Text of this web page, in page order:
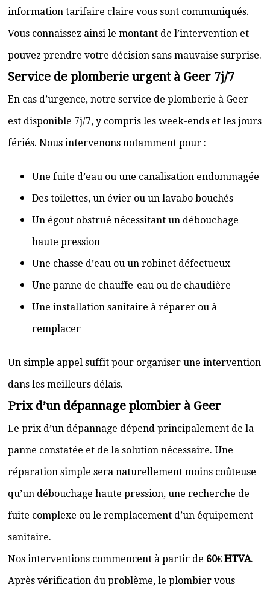
information tarifaire claire vous sont communiqués.
Vous connaissez ainsi le montant de l’intervention et
pouvez prendre votre décision sans mauvaise surprise.
Service de plomberie urgent à Geer 7j/7
En cas d’urgence, notre service de plomberie à Geer
est disponible 7j/7, y compris les week-ends et les jours
fériés. Nous intervenons notamment pour :
Une fuite d’eau ou une canalisation endommagée
Des toilettes, un évier ou un lavabo bouchés
Un égout obstrué nécessitant un débouchage
haute pression
Une chasse d’eau ou un robinet défectueux
Une panne de chauffe-eau ou de chaudière
Une installation sanitaire à réparer ou à
remplacer
Un simple appel suffit pour organiser une intervention
dans les meilleurs délais.
Prix d’un dépannage plombier à Geer
Le prix d’un dépannage dépend principalement de la
panne constatée et de la solution nécessaire. Une
réparation simple sera naturellement moins coûteuse
qu’un débouchage haute pression, une recherche de
fuite complexe ou le remplacement d’un équipement
sanitaire.
Nos interventions commencent à partir de 60€ HTVA.
Après vérification du problème, le plombier vous